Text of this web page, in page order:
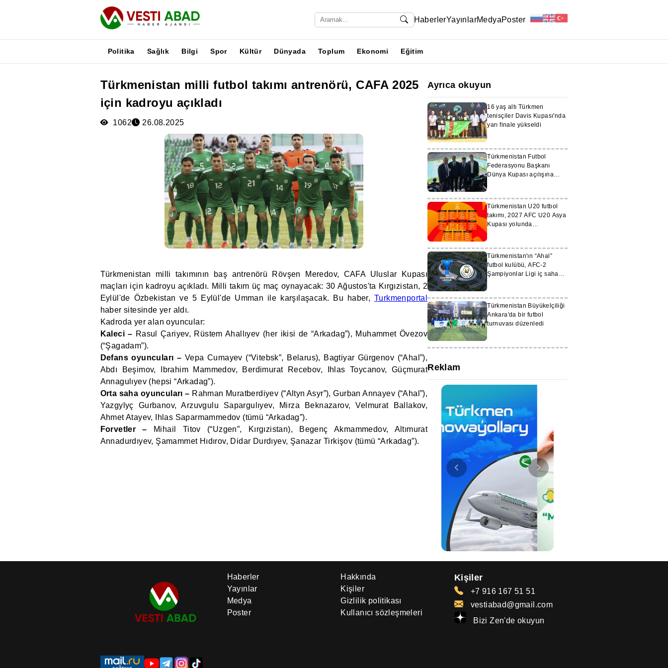
HaberlerYayınlarMedyaPoster
Politika Sağlık Bilgi Spor Kültür Dünyada Toplum Ekonomi Eğitim
Türkmenistan milli futbol takımı antrenörü, CAFA 2025
için kadroyu açıkladı
1062 26.08.2025
Türkmenistan milli takımının baş antrenörü Rövşen Meredov, CAFA Uluslar Kupası
maçları için kadroyu açıkladı. Milli takım üç maç oynayacak: 30 Ağustos'ta Kırgızistan, 2
Eylül'de Özbekistan ve 5 Eylül'de Umman ile karşılaşacak. Bu haber, Turkmenportal
haber sitesinde yer aldı.
Kadroda yer alan oyuncular:
Kaleci – Rasul Çariyev, Rüstem Ahallıyev (her ikisi de “Arkadag”), Muhammet Övezov
(“Şagadam”).
Defans oyuncuları – Vepa Cumayev (“Vitebsk”, Belarus), Bagtiyar Gürgenov (“Ahal”),
Abdı Beşimov, Ibrahim Mammedov, Berdimurat Recebov, Ihlas Toycanov, Güçmurat
Annagulıyev (hepsi “Arkadag”).
Orta saha oyuncuları – Rahman Muratberdiyev (“Altyn Asyr”), Gurban Annayev (“Ahal”),
Yazgylyç Gurbanov, Arzuvgulu Sapargulıyev, Mirza Beknazarov, Velmurat Ballakov,
Ahmet Atayev, Ihlas Saparmammedov (tümü “Arkadag”).
Forvetler – Mihail Titov (“Uzgen”, Kırgızistan), Begenç Akmammedov, Altımurat
Annadurdıyev, Şamammet Hıdırov, Didar Durdıyev, Şanazar Tirkişov (tümü “Arkadag”).
Ayrıca okuyun
16 yaş altı Türkmen
tenisçiler Davis Kupası'nda
yarı finale yükseldi
Türkmenistan Futbol
Federasyonu Başkanı
Dünya Kupası açılışına
Türkmenistan U20 futbol
takımı, 2027 AFC U20 Asya
Kupası yolunda
Türkmenistan'ın “Ahal”
futbol kulübü, AFC-2
Şampiyonlar Ligi iç saha
Türkmenistan Büyükelçiliği
Ankara'da bir futbol
turnuvası düzenledi
Reklam
Haberler
Yayınlar
Medya
Poster
Hakkında
Kişiler
Gizlilik politikası
Kullanıcı sözleşmeleri
Kişiler
+7 916 167 51 51
vestiabad@gmail.com
Bizi Zen'de okuyun